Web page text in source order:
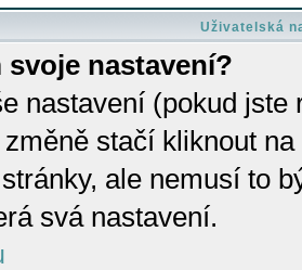
Uživatelská
svoje nastavení?
nastavení (pokud
změně stačí kliknout
ale nemusí to
svá nastavení.